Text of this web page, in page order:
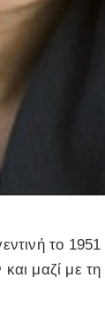
το
μαζί με